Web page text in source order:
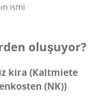
ismi
oluşuyor?
kira (Kalt­mi­ete
(NK))